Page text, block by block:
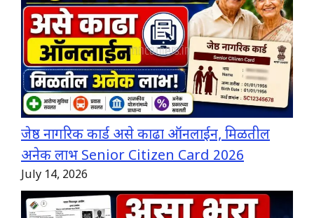
जेष्ठ नागरिक कार्ड असे काढा ऑनलाईन, मिळतील
अनेक लाभ Senior Citizen Card 2026
July 14, 2026